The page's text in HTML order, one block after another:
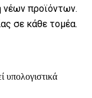
νέων προϊόντων.
σε κάθε τομέα.
υπολογιστικά